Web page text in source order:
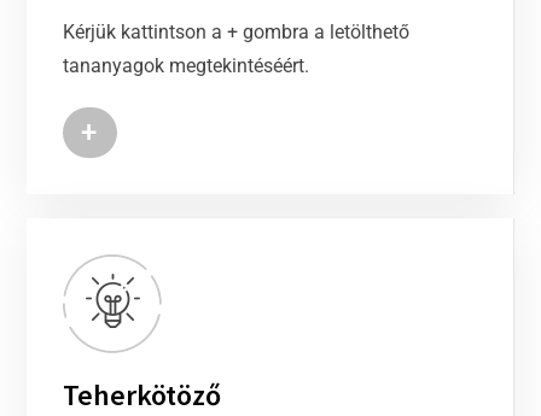
Kérjük kattintson a + gombra a letölthető
tananyagok megtekintéséért.
+
Teherkötöző